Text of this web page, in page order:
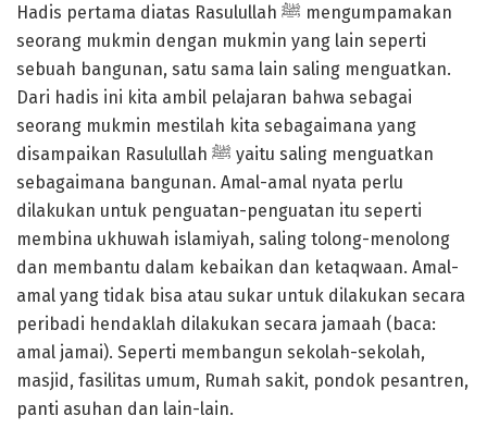
Hadis pertama diatas Rasulullah ﷺ mengumpamakan
seorang mukmin dengan mukmin yang lain seperti
sebuah bangunan, satu sama lain saling menguatkan.
Dari hadis ini kita ambil pelajaran bahwa sebagai
seorang mukmin mestilah kita sebagaimana yang
disampaikan Rasulullah ﷺ yaitu saling menguatkan
sebagaimana bangunan. Amal-amal nyata perlu
dilakukan untuk penguatan-penguatan itu seperti
membina ukhuwah islamiyah, saling tolong-menolong
dan membantu dalam kebaikan dan ketaqwaan. Amal-
amal yang tidak bisa atau sukar untuk dilakukan secara
peribadi hendaklah dilakukan secara jamaah (baca:
amal jamai). Seperti membangun sekolah-sekolah,
masjid, fasilitas umum, Rumah sakit, pondok pesantren,
panti asuhan dan lain-lain.